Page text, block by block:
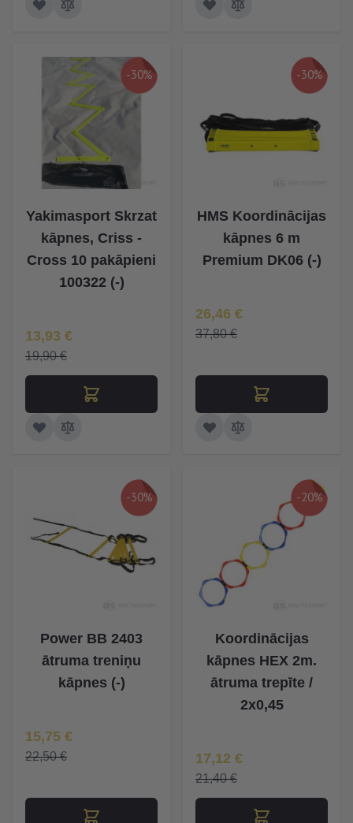
-30%
Yakimasport Skrzat
kāpnes, Criss -
Cross 10 pakāpieni
100322 (-)
Īpaša Cena
13,93 €
19,90 €
-30%
HMS Koordinācijas
kāpnes 6 m
Premium DK06 (-)
Īpaša Cena
26,46 €
37,80 €
-30%
Power BB 2403
ātruma treniņu
kāpnes (-)
Īpaša Cena
15,75 €
22,50 €
-20%
Koordinācijas
kāpnes HEX 2m.
ātruma trepīte /
2x0,45
Īpaša Cena
17,12 €
21,40 €